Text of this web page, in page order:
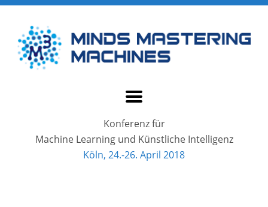
Konferenz für
Machine Learning und Künstliche Intelligenz
Köln, 24.-26. April 2018